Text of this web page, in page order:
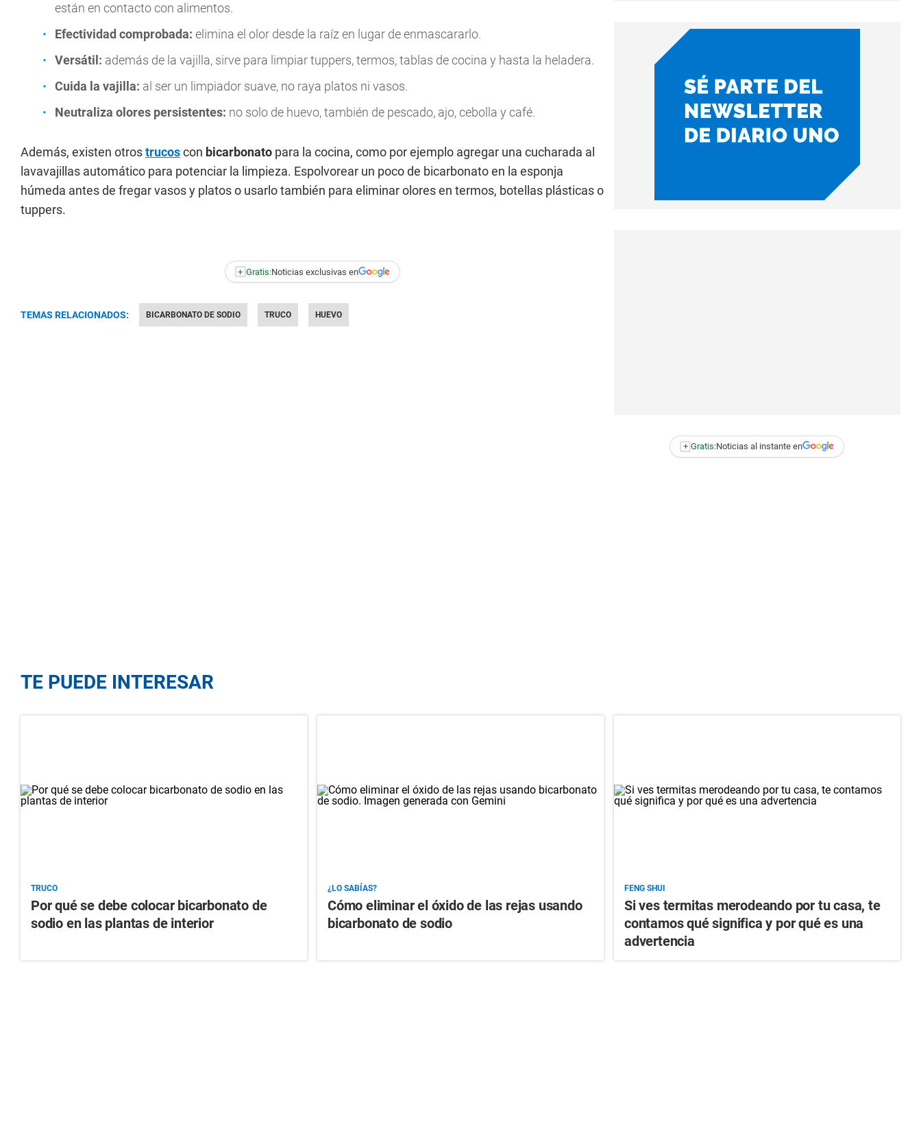
están en contacto con alimentos.
Efectividad comprobada: elimina el olor desde la raíz en lugar de enmascararlo.
Versátil: además de la vajilla, sirve para limpiar tuppers, termos, tablas de cocina y hasta la heladera.
Cuida la vajilla: al ser un limpiador suave, no raya platos ni vasos.
Neutraliza olores persistentes: no solo de huevo, también de pescado, ajo, cebolla y café.
Además, existen otrostrucoscon bicarbonato para la cocina, como por ejemplo agregar una cucharada al
lavavajillas automático para potenciar la limpieza. Espolvorear un poco de bicarbonato en la esponja
húmeda antes de fregar vasos y platos o usarlo también para eliminar olores en termos, botellas plásticas o
tuppers.
+ Gratis:Noticias exclusivas en
TEMAS RELACIONADOS: BICARBONATO DE SODIO TRUCO HUEVO
+ Gratis:Noticias al instante en
TE PUEDE INTERESAR
TRUCO
Por qué se debe colocar bicarbonato de
sodio en las plantas de interior
¿LO SABÍAS?
Cómo eliminar el óxido de las rejas usando
bicarbonato de sodio
FENG SHUI
Si ves termitas merodeando por tu casa, te
contamos qué significa y por qué es una
advertencia